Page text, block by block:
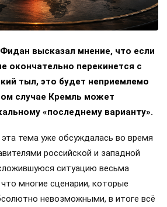
высказал мнение, что если
окончательно перекинется с
тыл, это будет неприемлемо
случае Кремль может
«последнему варианту».
тема уже обсуждалась во время
российской и западной
ситуацию весьма
многие сценарии, которые
невозможными, в итоге всё